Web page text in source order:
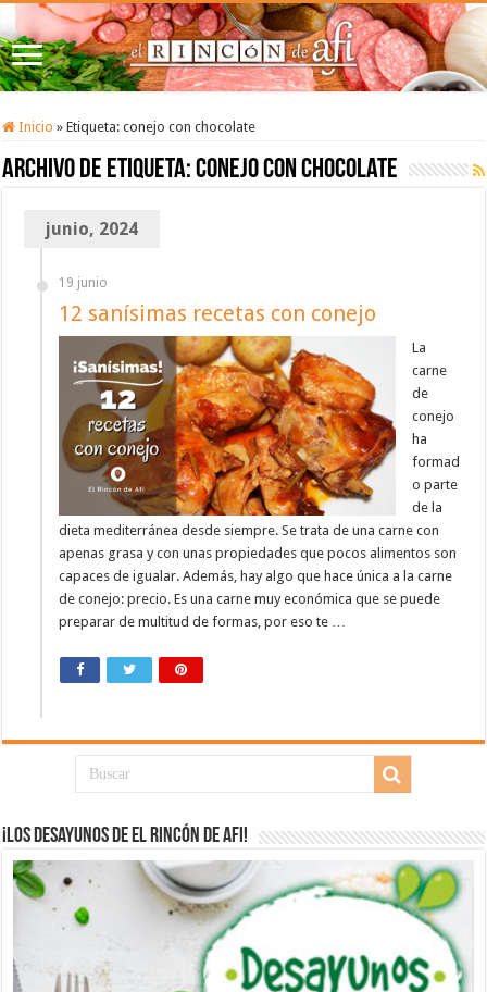
Inicio » Etiqueta:conejo con chocolate
Archivo de etiqueta:conejo con chocolate
junio, 2024
19 junio
12 sanísimas recetas con conejo
La
carne
de
conejo
ha
formad
o parte
de la
dieta mediterránea desde siempre. Se trata de una carne con
apenas grasa y con unas propiedades que pocos alimentos son
capaces de igualar. Además, hay algo que hace única a la carne
de conejo: precio. Es una carne muy económica que se puede
preparar de multitud de formas, por eso te …
¡Los desayunos de El Rincón de Afi!